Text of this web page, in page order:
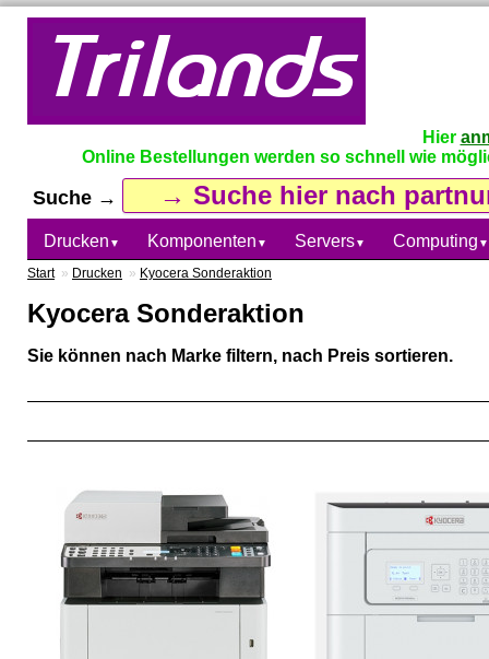
Hier
Online Bestellungen werden so schnell wie
Suche →
Drucken ▼ Komponenten ▼ Servers▼ Computing ▼
Start» Drucken » Kyocera Sonderaktion
Kyocera Sonderaktion
Sie können nach Marke filtern, nach Preis sortieren.